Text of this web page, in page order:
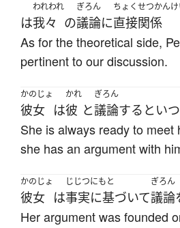
は
われわれ
我々 の
ぎろん
議論に
ちょくせつかんけ
直接関係
As for the theoretical side,
pertinent to our discussion.
かのじょ
彼女 は
かれ
彼 と
ぎろん
議論する とい
She is always ready to meet
she has an argument with
かのじょ
彼女 は
じじつ
事実
にもと
に基づいて
ぎろん
議論
Her argument was founded